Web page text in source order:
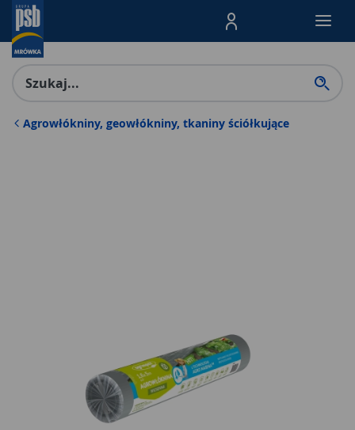
Menu Produktów,
Agrowłókniny, geowłókniny, tkaniny ściółkujące